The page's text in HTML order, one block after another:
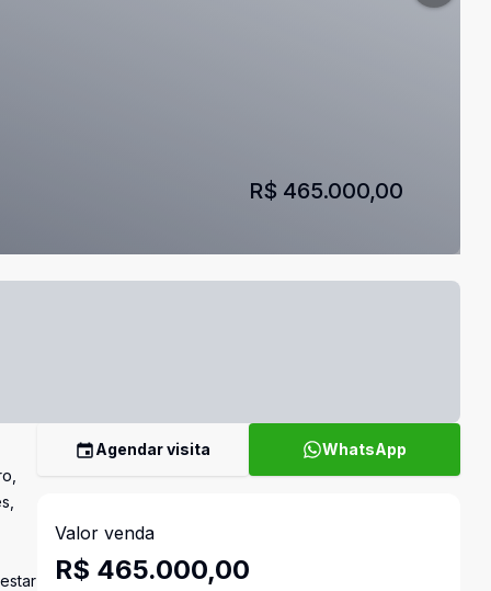
R$ 465.000,00
Agendar visita WhatsApp
Valor venda
R$ 465.000,00